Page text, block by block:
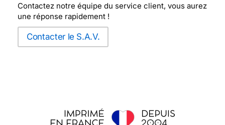
Contactez notre équipe du service client, vous aurez
une réponse rapidement !
Contacter le S.A.V.